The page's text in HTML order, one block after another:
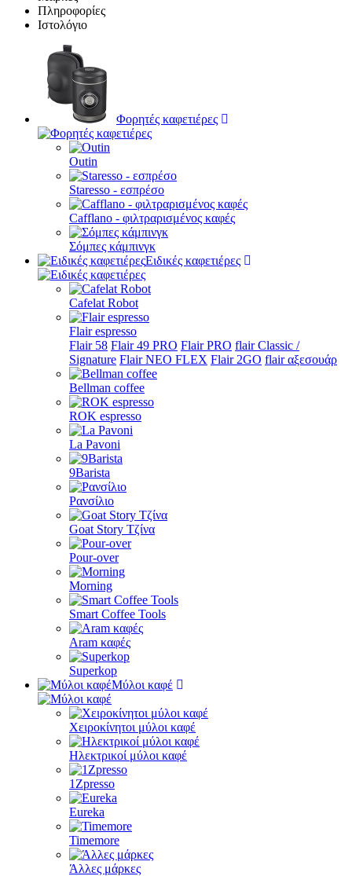
Πληροφορίες
Ιστολόγιο
Φορητές καφετιέρες
Outin
Staresso - εσπρέσο
Cafflano - φιλτραρισμένος καφές
Σόμπες κάμπινγκ
Ειδικές καφετιέρες
Cafelat Robot
Flair espresso
Flair 58 Flair 49 PRO Flair PRO flair Classic /
Signature Flair NEO FLEX Flair 2GO flair αξεσουάρ
Bellman coffee
ROK espresso
La Pavoni
9Barista
Ρανσίλιο
Goat Story Τζίνα
Pour-over
Morning
Smart Coffee Tools
Aram καφές
Superkop
Μύλοι καφέ
Χειροκίνητοι μύλοι καφέ
Ηλεκτρικοί μύλοι καφέ
1Zpresso
Eureka
Timemore
Άλλες μάρκες